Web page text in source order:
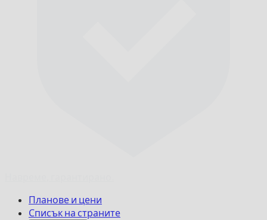
Планове и цени
Списък на страните